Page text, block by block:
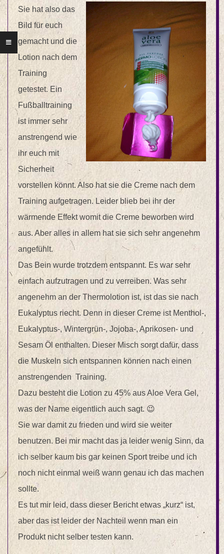
Sie hat also das
Bild für euch
gemacht und die
Lotion nach dem
Training
getestet. Ein
Fußballtraining
ist immer sehr
anstrengend wie
ihr euch mit
Sicherheit
vorstellen könnt. Also hat sie die Creme nach dem
Training aufgetragen. Leider blieb bei ihr der
wärmende Effekt womit die Creme beworben wird
aus. Aber alles in allem hat sie sich sehr angenehm
angefühlt.
Das Bein wurde trotzdem entspannt. Es war sehr
einfach aufzutragen und zu verreiben. Was sehr
angenehm an der Thermolotion ist, ist das sie nach
Eukalyptus riecht. Denn in dieser Creme ist Menthol-,
Eukalyptus-, Wintergrün-, Jojoba-, Aprikosen- und
Sesam Öl enthalten. Dieser Misch sorgt dafür, dass
die Muskeln sich entspannen können nach einen
anstrengenden Training.
Dazu besteht die Lotion zu 45% aus Aloe Vera Gel,
was der Name eigentlich auch sagt. 😉
Sie war damit zu frieden und wird sie weiter
benutzen. Bei mir macht das ja leider wenig Sinn, da
ich selber kaum bis gar keinen Sport treibe und ich
noch nicht einmal weiß wann genau ich das machen
sollte.
Es tut mir leid, dass dieser Bericht etwas „kurz“ ist,
aber das ist leider der Nachteil wenn man ein
Produkt nicht selber testen kann.